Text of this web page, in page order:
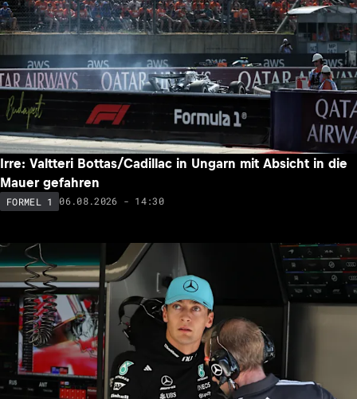
Irre: Valtteri Bottas/Cadillac in Ungarn mit Absicht in die
Mauer gefahren
FORMEL 1 06.08.2026 - 14:30